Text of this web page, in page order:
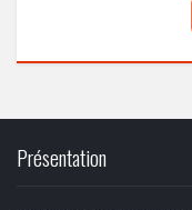
Présentation